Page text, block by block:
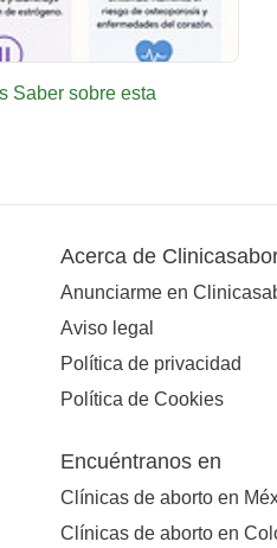
Saber sobre esta
Acerca de
Anunciarme en
Aviso legal
Política de privacidad
Política de Cookies
Encuéntranos en
Clínicas de aborto en
Clínicas de aborto en